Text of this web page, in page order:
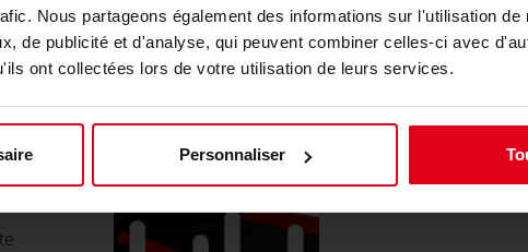
Nous partageons également des informations sur l'utilisation de
de publicité et d'analyse, qui peuvent combiner celles-ci avec
ont collectées lors de votre utilisation de leurs services.
Personnaliser
Il